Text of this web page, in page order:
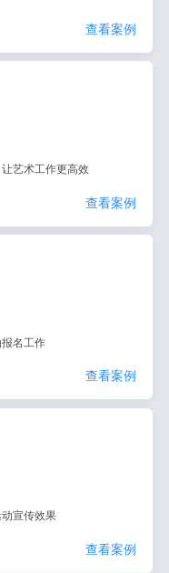
查看案例
艺术工作更高效
查看案例
名工作
查看案例
宣传效果
查看案例